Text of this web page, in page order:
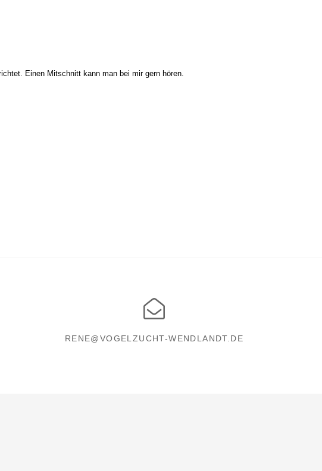
Einen Mitschnitt kann man bei mir gern hören.
RENE@VOGELZUCHT-WENDLANDT.DE